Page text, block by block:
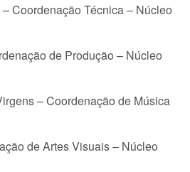
Coordenação Técnica – Núcleo
de Produção – Núcleo
– Coordenação de Música
de Artes Visuais – Núcleo